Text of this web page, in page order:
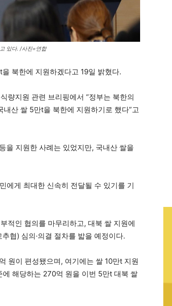
있다. /사진=연합
북한에 지원하겠다고 19일 밝혔다.
량지원 관련 브리핑에서 “정부는 북한의
산 쌀 5만t을 북한에 지원하기로 했다”고
을 지원한 사례는 있었지만, 국내산 쌀을
에게 최대한 신속히 전달될 수 있기를 기
적인 협의를 마무리하고, 대북 쌀 지원에
협) 심의·의결 절차를 밟을 예정이다.
원이 편성됐으며, 여기에는 쌀 10만t 지원
해당하는 270억 원을 이번 5만t 대북 쌀